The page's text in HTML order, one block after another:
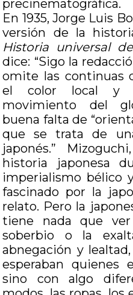
precinematográfica.
En 1935, Jorge Luis
versión de la
Historia universal
dice: “Sigo la
omite las continuas
el color local y
movimiento del
buena falta de
que se trata de
japonés.”
historia japonesa
imperialismo bélico
fascinado por la
relato. Pero la
tiene nada que
soberbio o la
abnegación y
esperaban quienes
sino con algo